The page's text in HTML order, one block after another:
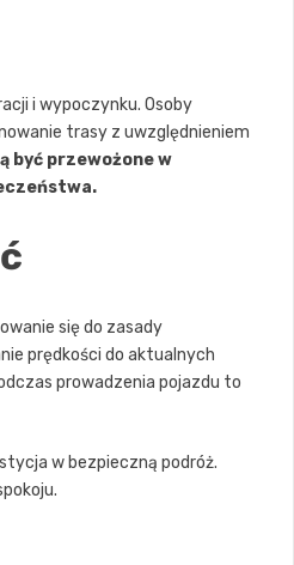
i wypoczynku. Osoby
trasy z uwzględnieniem
być przewożone w
się do zasady
prędkości do aktualnych
prowadzenia pojazdu to
w bezpieczną podróż.